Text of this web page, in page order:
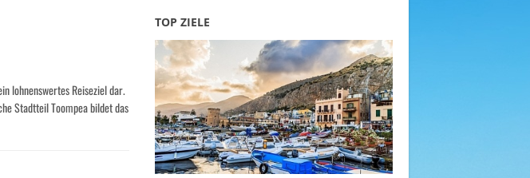
lohnenswertes Reiseziel dar.
Stadtteil Toompea bildet das
TOP ZIELE